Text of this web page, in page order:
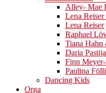
Alley- Mae
Lena
Lena Reiser
Raphael
Tiana
Daria
Finn
Paulina
Dancing Kids
Orga